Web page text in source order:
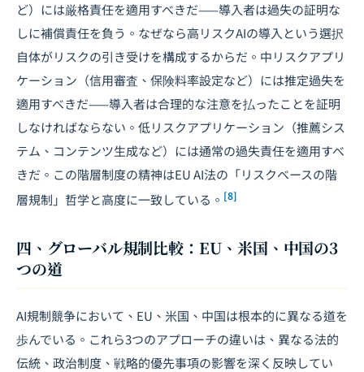
ど）には厳格責任を適用すべきだ——導入者は過失の証明な
しに補償責任を負う。なぜなら高リスクAIの導入という選択
自体がリスクの引き受けを構成するからだ。中リスクアプリ
ケーション（信用審査、保険料率設定など）には推定過失を
適用すべきだ——導入者は合理的な注意を払ったことを証明
しなければならない。低リスクアプリケーション（推薦シス
テム、コンテンツ生成など）には通常の過失責任を適用すべ
きだ。この階層制度の精神はEU AI法の「リスクベースの階
層規制」哲学と高度に一致している。 [8]
四、グローバル規制比較：EU、米国、中国の3
つの道
AI規制競争において、EU、米国、中国は根本的に異なる道を
歩んでいる。これら3つのアプローチの違いは、異なる法的
伝統、政治制度、戦略的優先事項の影響を深く反映してい